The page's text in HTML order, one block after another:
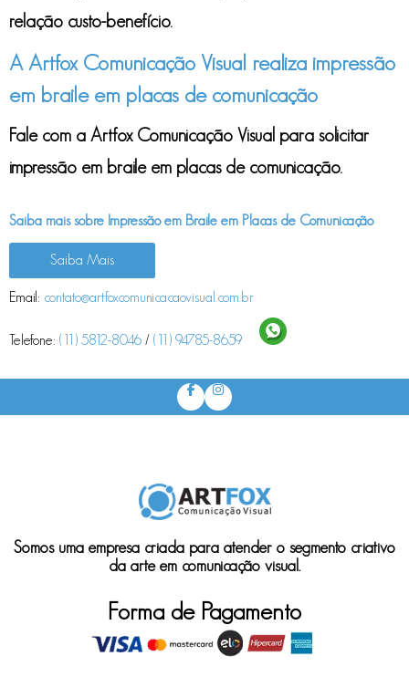
relação custo-benefício.
A Artfox Comunicação Visual realiza impressão
em braile em placas de comunicação
Fale com a Artfox Comunicação Visual para solicitar
impressão em braile em placas de comunicação.
Saiba mais sobre Impressão em Braile em Placas de Comunicação
Saiba Mais
Email: contato@artfoxcomunicacaovisual.com.br
Telefone: (11) 5812-8046 / (11) 94785-8659
Somos uma empresa criada para atender o segmento criativo
da arte em comunicação visual.
Forma de Pagamento